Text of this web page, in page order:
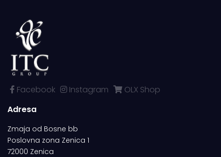
Facebook Instagram
OLX Shop
Adresa
Zmaja od Bosne bb
Poslovna zona Zenica 1
72000 Zenica